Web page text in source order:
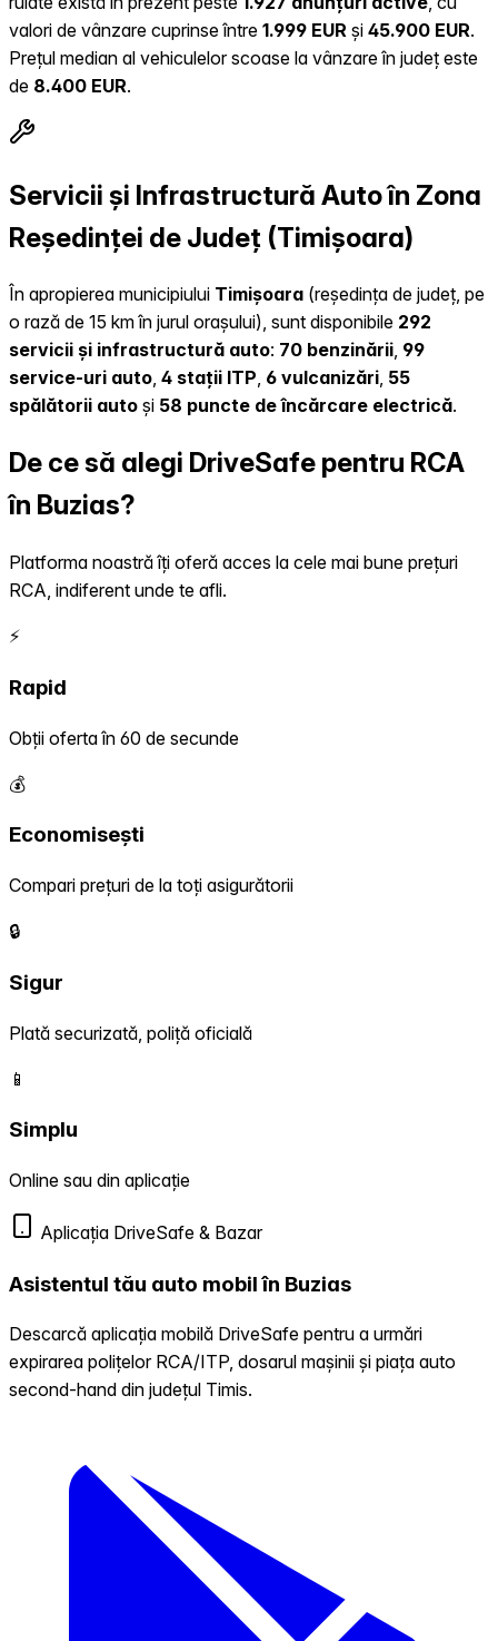
valori de vânzare cuprinse între 1.999 EUR și 45.900 EUR.
Prețul median al vehiculelor scoase la vânzare în județ este
de 8.400 EUR.
Servicii și Infrastructură Auto în Zona
Reședinței de Județ (Timișoara)
În apropierea municipiului Timișoara (reședința de județ, pe
o rază de 15 km în jurul orașului), sunt disponibile 292
servicii și infrastructură auto: 70 benzinării, 99
service-uri auto, 4 stații ITP, 6 vulcanizări, 55
spălătorii auto și 58 puncte de încărcare electrică.
De ce să alegi DriveSafe pentru RCA
în Buzias?
Platforma noastră îți oferă acces la cele mai bune prețuri
RCA, indiferent unde te afli.
⚡
Rapid
Obții oferta în 60 de secunde
💰
Economisești
Compari prețuri de la toți asigurătorii
🔒
Sigur
Plată securizată, poliță oficială
📱
Simplu
Online sau din aplicație
Aplicația DriveSafe & Bazar
Asistentul tău auto mobil în Buzias
Descarcă aplicația mobilă DriveSafe pentru a urmări
expirarea polițelor RCA/ITP, dosarul mașinii și piața auto
second-hand din județul Timis.